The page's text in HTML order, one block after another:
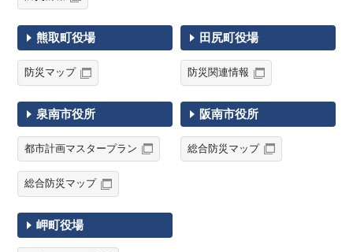
熊取町役場
防災マップ
田尻町役場
防災関連情報
泉南市役所
都市計画マスタープラン
総合防災マップ
阪南市役所
総合防災マップ
岬町役場